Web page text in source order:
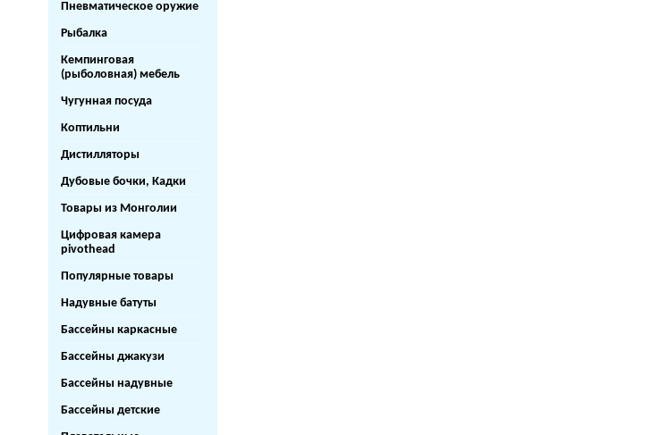
Пневматическое оружие
Рыбалка
Кемпинговая
(рыболовная) мебель
Чугунная посуда
Коптильни
Дистилляторы
Дубовые бочки, Кадки
Товары из Монголии
Цифровая камера
pivothead
Популярные товары
Надувные батуты
Бассейны каркасные
Бассейны джакузи
Бассейны надувные
Бассейны детские